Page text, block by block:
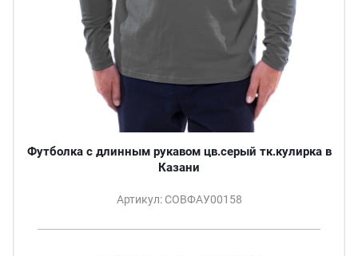
Футболка с длинным рукавом цв.серый тк.кулирка в
Казани
Артикул: СОВФАУ00158